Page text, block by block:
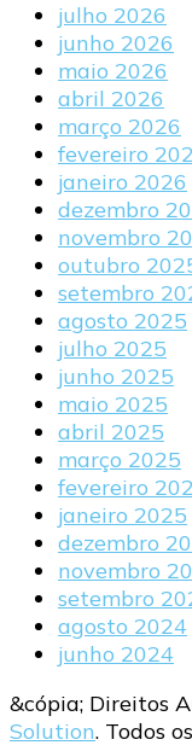
julho 2026
junho 2026
maio 2026
abril 2026
março 2026
fevereiro
janeiro 2026
dezembro
novembro
outubro
setembro
agosto 2025
julho 2025
junho 2025
maio 2025
abril 2025
março 2025
fevereiro
janeiro 2025
dezembro
novembro
setembro
agosto 2024
junho 2024
&cópia; Direitos
Solution. Todos